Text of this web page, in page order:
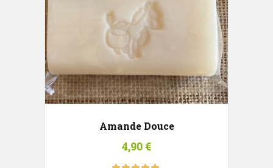
Amande Douce
4,90 €